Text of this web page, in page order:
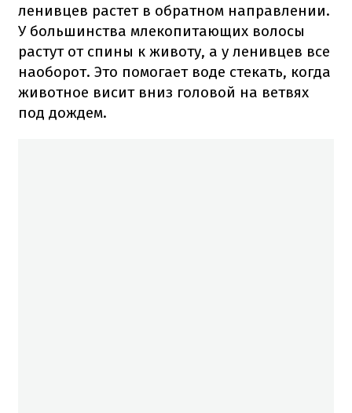
ленивцев растет в обратном направлении.
У большинства млекопитающих волосы
растут от спины к животу, а у ленивцев все
наоборот. Это помогает воде стекать, когда
животное висит вниз головой на ветвях
под дождем.